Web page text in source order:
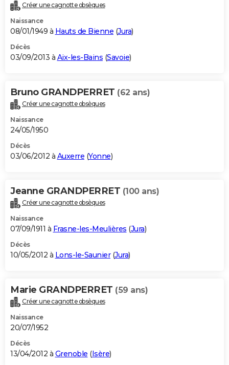
Créer une cagnotte obsèques
Naissance
08/01/1949 à Hauts de Bienne (Jura)
Décès
03/09/2013 à Aix-les-Bains (Savoie)
Bruno GRANDPERRET (62 ans)
Créer une cagnotte obsèques
Naissance
24/05/1950
Décès
03/06/2012 à Auxerre (Yonne)
Jeanne GRANDPERRET (100 ans)
Créer une cagnotte obsèques
Naissance
07/09/1911 à Frasne-les-Meulières (Jura)
Décès
10/05/2012 à Lons-le-Saunier(Jura)
Marie GRANDPERRET (59 ans)
Créer une cagnotte obsèques
Naissance
20/07/1952
Décès
13/04/2012 à Grenoble (Isère)